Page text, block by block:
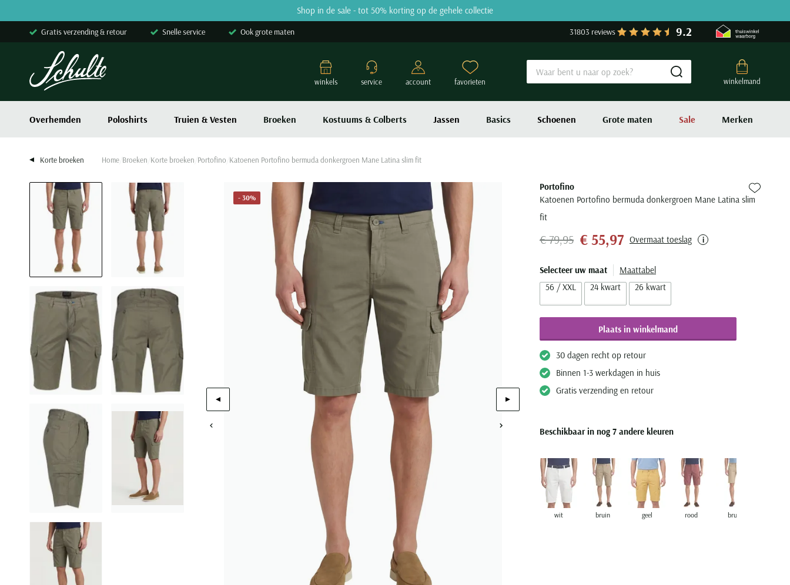
Shop in de sale - tot 50% korting op de gehele collectie
Gratis verzending & retour Snelle service Ook grote maten 31803 reviews 9.2
winkelmand
Submit search
Overhemden Poloshirts Truien & Vesten Broeken Kostuums & Colberts Jassen Basics Schoenen Grote maten Sale Merken
winkels service account favorieten
Korte broeken Home Broeken Korte broeken Portofino Katoenen Portofino bermuda donkergroen Mane Latina slim fit
- 30%
Portofino
Katoenen Portofino bermuda donkergroen Mane Latina slim
fit
Zet bij
€ 79,95 € 55,97 Overmaat toeslag
Selecteer uw maat
Maattabel
56 / XXL
24 kwart 26 kwart
Plaats in winkelmand
30 dagen recht op retour
Binnen 1-3 werkdagen in huis
Gratis verzending en retour
Beschikbaar in nog 7 andere kleuren
wit bruin geel rood bruin